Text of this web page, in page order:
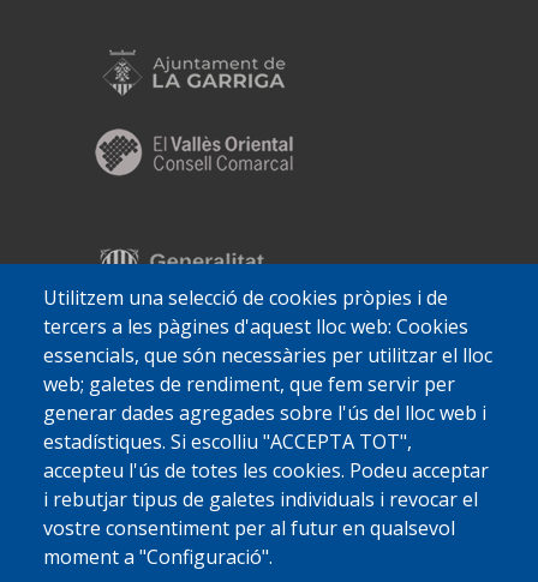
Utilitzem una selecció de cookies pròpies i de
tercers a les pàgines d'aquest lloc web: Cookies
essencials, que són necessàries per utilitzar el lloc
web; galetes de rendiment, que fem servir per
generar dades agregades sobre l'ús del lloc web i
estadístiques. Si escolliu "ACCEPTA TOT",
accepteu l'ús de totes les cookies. Podeu acceptar
i rebutjar tipus de galetes individuals i revocar el
vostre consentiment per al futur en qualsevol
moment a "Configuració".